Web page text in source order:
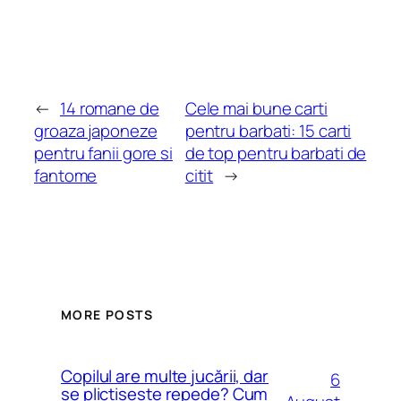
← 14 romane de
groaza japoneze
pentru fanii gore si
fantome
Cele mai bune carti
pentru barbati: 15 carti
de top pentru barbati de
citit →
MORE POSTS
Copilul are multe jucării, dar
se plictisește repede? Cum
6